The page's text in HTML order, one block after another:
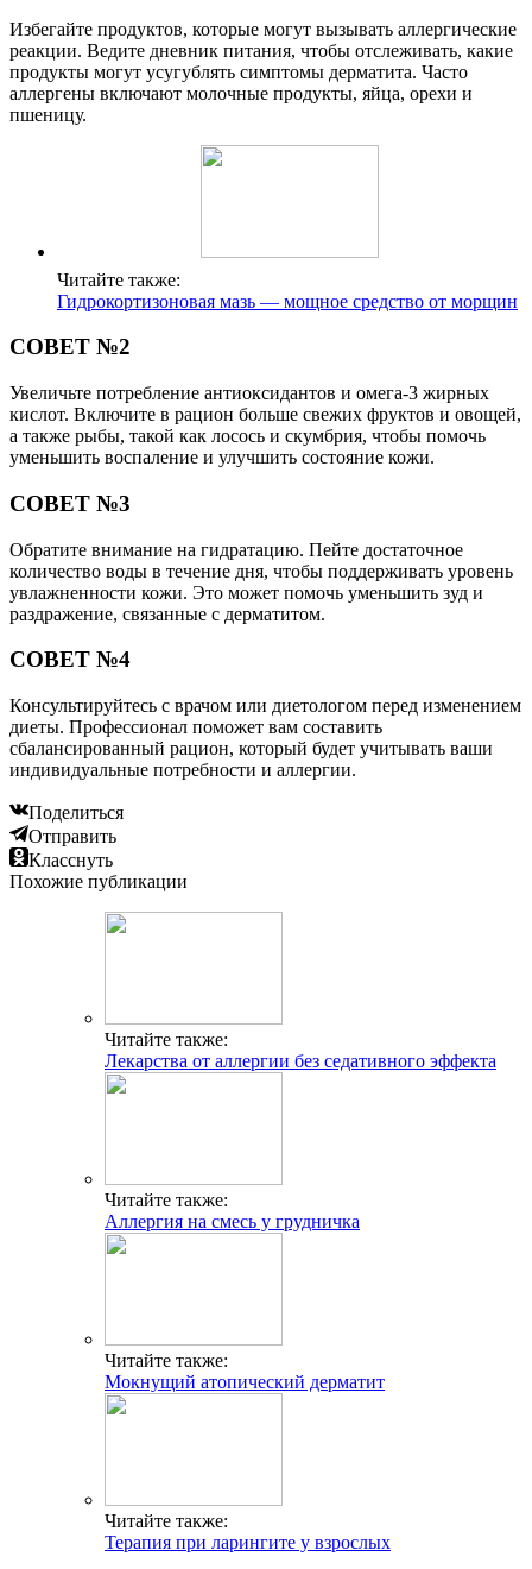
Избегайте продуктов, которые могут вызывать аллергические
реакции. Ведите дневник питания, чтобы отслеживать, какие
продукты могут усугублять симптомы дерматита. Часто
аллергены включают молочные продукты, яйца, орехи и
пшеницу.
Читайте также:
Гидрокортизоновая мазь — мощное средство от морщин
СОВЕТ №2
Увеличьте потребление антиоксидантов и омега-3 жирных
кислот. Включите в рацион больше свежих фруктов и овощей,
а также рыбы, такой как лосось и скумбрия, чтобы помочь
уменьшить воспаление и улучшить состояние кожи.
СОВЕТ №3
Обратите внимание на гидратацию. Пейте достаточное
количество воды в течение дня, чтобы поддерживать уровень
увлажненности кожи. Это может помочь уменьшить зуд и
раздражение, связанные с дерматитом.
СОВЕТ №4
Консультируйтесь с врачом или диетологом перед изменением
диеты. Профессионал поможет вам составить
сбалансированный рацион, который будет учитывать ваши
индивидуальные потребности и аллергии.
Поделиться
Отправить
Класснуть
Похожие публикации
Читайте также:
Лекарства от аллергии без седативного эффекта
Читайте также:
Аллергия на смесь у грудничка
Читайте также:
Мокнущий атопический дерматит
Читайте также:
Терапия при ларингите у взрослых